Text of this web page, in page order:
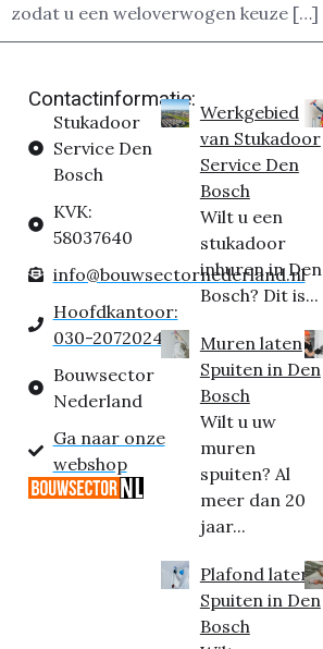
zodat u een weloverwogen keuze […]
Contactinformatie:
Stukadoor
Service Den
Bosch
KVK:
58037640
info@bouwsectornederland.nl
Hoofdkantoor:
030-2072024
Bouwsector
Nederland
Ga naar onze
webshop
Werkgebied
van Stukadoor
Service Den
Bosch
Wilt u een
stukadoor
inhuren in Den
Bosch? Dit is...
Muren laten
Spuiten in Den
Bosch
Wilt u uw
muren
spuiten? Al
meer dan 20
jaar...
Plafond laten
Spuiten in Den
Bosch